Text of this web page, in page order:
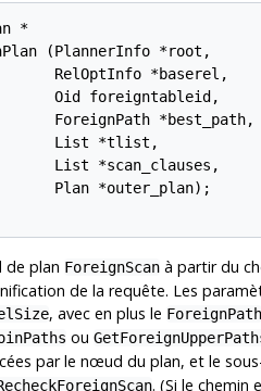
*
(PlannerInfo *root,
RelOptInfo *baserel,
Oid foreigntableid,
ForeignPath *best_path,
List *tlist,
List *scan_clauses,
Plan *outer_plan);
de plan ForeignScanà partir du
de la requête. Les
, avec en plus le ForeignPath
ou
par le nœud du plan, et le
. (Si le chemin